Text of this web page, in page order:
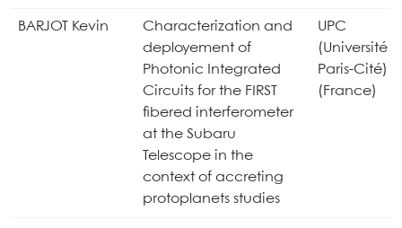
BARJOT Kevin
Characterization and
deployement of
Photonic Integrated
Circuits for the FIRST
fibered interferometer
at the Subaru
Telescope in the
context of accreting
protoplanets studies
UPC
(Université
Paris-Cité)
(France)